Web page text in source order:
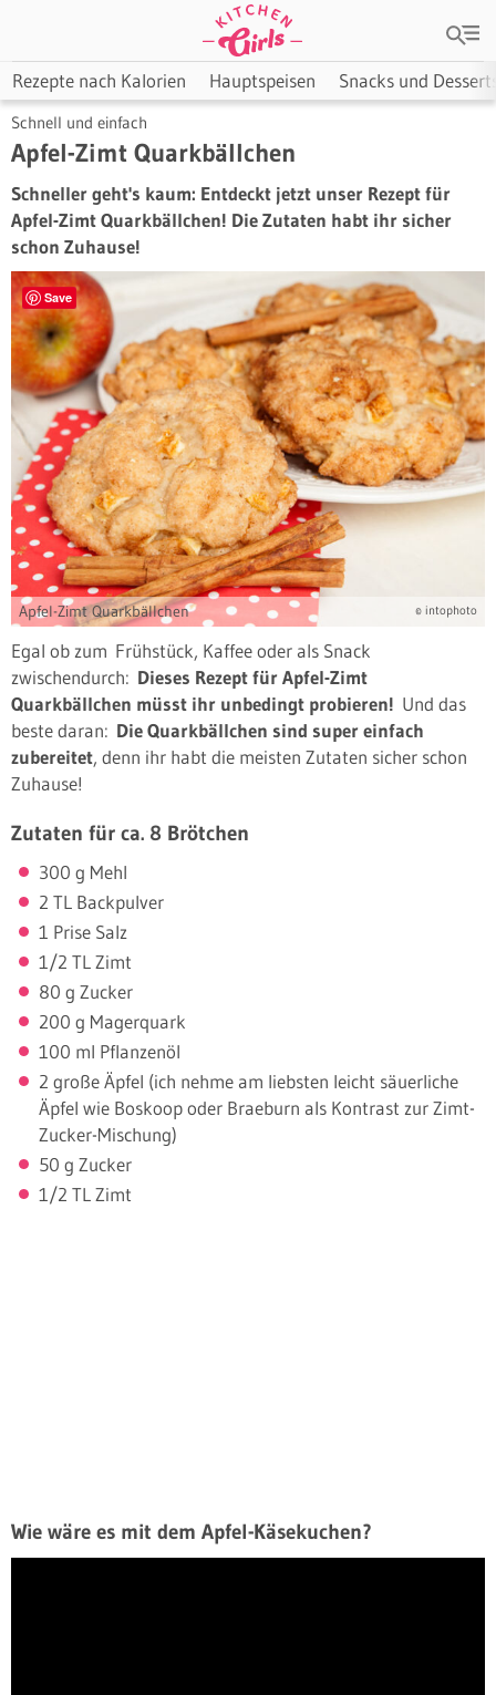
Rezepte nach Kalorien Hauptspeisen Snacks und
Schnell und einfach
Apfel-Zimt Quarkbällchen
Schneller geht's kaum: Entdeckt jetzt unser Rezept für
Apfel-Zimt Quarkbällchen! Die Zutaten habt ihr sicher
schon Zuhause!
Save
Apfel-Zimt Quarkbällchen © intophoto
Egal ob zum Frühstück, Kaffee oder als Snack
zwischendurch: Dieses Rezept für Apfel-Zimt
Quarkbällchen müsst ihr unbedingt probieren! Und das
beste daran: Die Quarkbällchen sind super einfach
zubereitet, denn ihr habt die meisten Zutaten sicher schon
Zuhause!
Zutaten für ca. 8 Brötchen
300 g Mehl
2 TL Backpulver
1 Prise Salz
1/2 TL Zimt
80 g Zucker
200 g Magerquark
100 ml Pflanzenöl
2 große Äpfel (ich nehme am liebsten leicht säuerliche
Äpfel wie Boskoop oder Braeburn als Kontrast zur Zimt-
Zucker-Mischung)
50 g Zucker
1/2 TL Zimt
Wie wäre es mit dem Apfel-Käsekuchen?